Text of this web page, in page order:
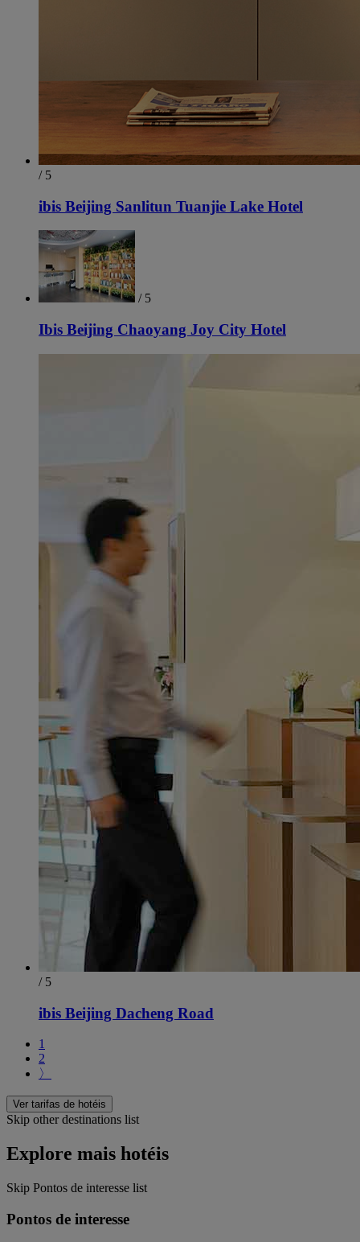
/ 5
ibis Beijing Sanlitun Tuanjie Lake Hotel
/ 5
Ibis Beijing Chaoyang Joy City Hotel
/ 5
ibis Beijing Dacheng Road
1
2
〉
Ver tarifas de hotéis
Skip other destinations list
Explore mais hotéis
Skip Pontos de interesse list
Pontos de interesse